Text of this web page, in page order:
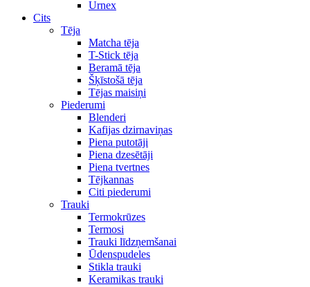
Urnex
Cits
Tēja
Matcha tēja
T-Stick tēja
Beramā tēja
Šķīstošā tēja
Tējas maisiņi
Piederumi
Blenderi
Kafijas dzirnaviņas
Piena putotāji
Piena dzesētāji
Piena tvertnes
Tējkannas
Citi piederumi
Trauki
Termokrūzes
Termosi
Trauki līdzņemšanai
Ūdenspudeles
Stikla trauki
Keramikas trauki